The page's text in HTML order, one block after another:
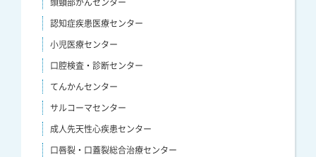
認知症疾患医療センター
小児医療センター
口腔検査・診断センター
てんかんセンター
サルコーマセンター
成人先天性心疾患センター
口唇裂・口蓋裂総合治療センター